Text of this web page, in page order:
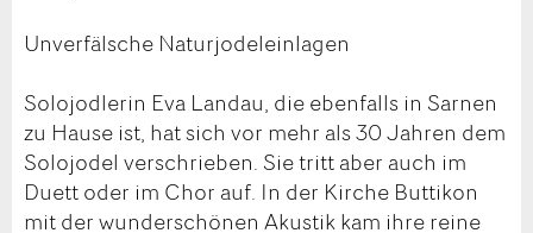
Unverfälsche Naturjodeleinlagen
Solojodlerin Eva Landau, die ebenfalls in Sarnen
zu Hause ist, hat sich vor mehr als 30 Jahren dem
Solojodel verschrieben. Sie tritt aber auch im
Duett oder im Chor auf. In der Kirche Buttikon
mit der wunderschönen Akustik kam ihre reine